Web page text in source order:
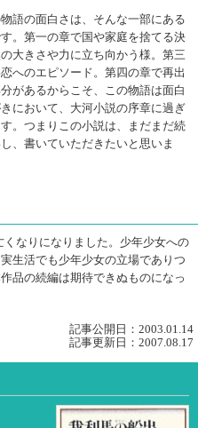
語の面白さは、そんな一部にある
。第一の章で国や家庭を捨てる決
大きさや力に立ち向かう様。第三
へのエピソード。第四の章で再出
があるからこそ、この物語は面白
において、大河小説の序章に過ぎ
。つまりこの小説は、まだまだ続
、書いていただきたいと思いま
なりになりました。少年少女への
生活でも少年少女の立場でありつ
品の続編は期待できぬものになっ
記事公開日：2003.01.14
記事更新日：2007.08.17